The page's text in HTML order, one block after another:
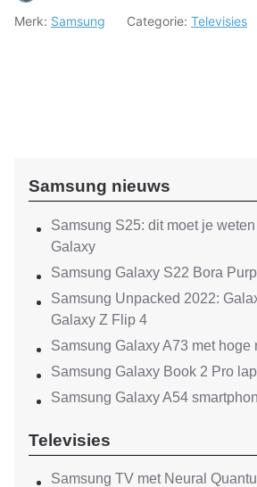
Merk: Samsung Categorie: Televisies
Samsung nieuws
Samsung S25: dit moet je
Galaxy
Samsung Galaxy S22 Bora
Samsung Unpacked 2022:
Galaxy Z Flip 4
Samsung Galaxy A73 met hoge
Samsung Galaxy Book 2 Pro
Samsung Galaxy A54
Televisies
Samsung TV met Neural